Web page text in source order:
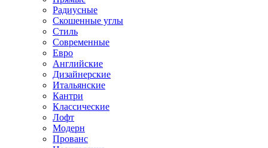
Радиусные
Скошенные углы
Стиль
Современные
Евро
Английские
Дизайнерские
Итальянские
Кантри
Классические
Лофт
Модерн
Прованс